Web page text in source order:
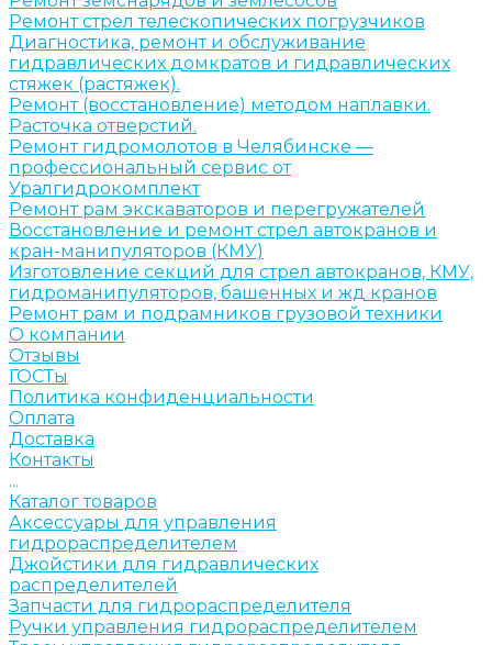
Ремонт стрел телескопических погрузчиков
Диагностика, ремонт и обслуживание
гидравлических домкратов и гидравлических
стяжек (растяжек).
Ремонт (восстановление) методом наплавки.
Расточка отверстий.
Ремонт гидромолотов в Челябинске —
профессиональный сервис от
Уралгидрокомплект
Ремонт рам экскаваторов и перегружателей
Восстановление и ремонт стрел автокранов и
кран-манипуляторов (КМУ)
Изготовление секций для стрел автокранов, КМУ,
гидроманипуляторов, башенных и жд кранов
Ремонт рам и подрамников грузовой техники
О компании
Отзывы
ГОСТы
Политика конфиденциальности
Оплата
Доставка
Контакты
...
Каталог товаров
Аксессуары для управления
гидрораспределителем
Джойстики для гидравлических
распределителей
Запчасти для гидрораспределителя
Ручки управления гидрораспределителем